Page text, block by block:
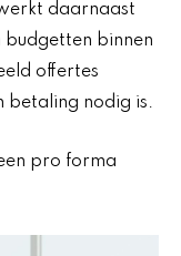
daarnaast
binnen
offertes
betaling nodig is.
pro forma